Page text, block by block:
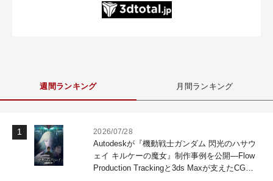
週間ランキング 月間ランキング
2026/07/28
Autodeskが『機動戦士ガンダム 閃光のハサウ
ェイ キルケーの魔女』制作事例を公開―Flow
Production Trackingと3ds Maxが支えたCG制